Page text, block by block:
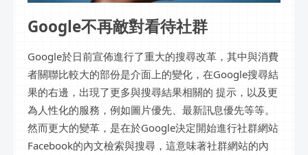
Google不再敵對看待社群
Google於日前宣佈進行了重大的搜尋改革，其中與消費
者關聯比較大的部份是介面上的變化，在Google搜尋結
果的右邊，出現了更多與搜尋結果相關的 提示，以及更
為人性化的服務，例如圖片優先、最新訊息優先等等。
然而更大的變革，是在於Google決定開始進行社群網站
Facebook的內文檢索與搜尋，這意味著社群網站的內